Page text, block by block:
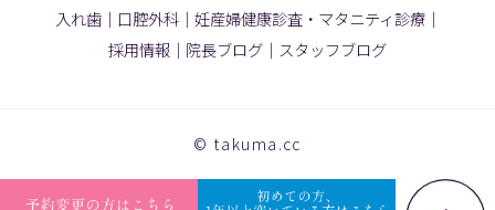
入れ歯｜ 口腔外科｜ 妊産婦健康診査・マタニティ診療｜
採用情報 ｜ 院長ブログ ｜ スタッフブログ
© takuma.cc